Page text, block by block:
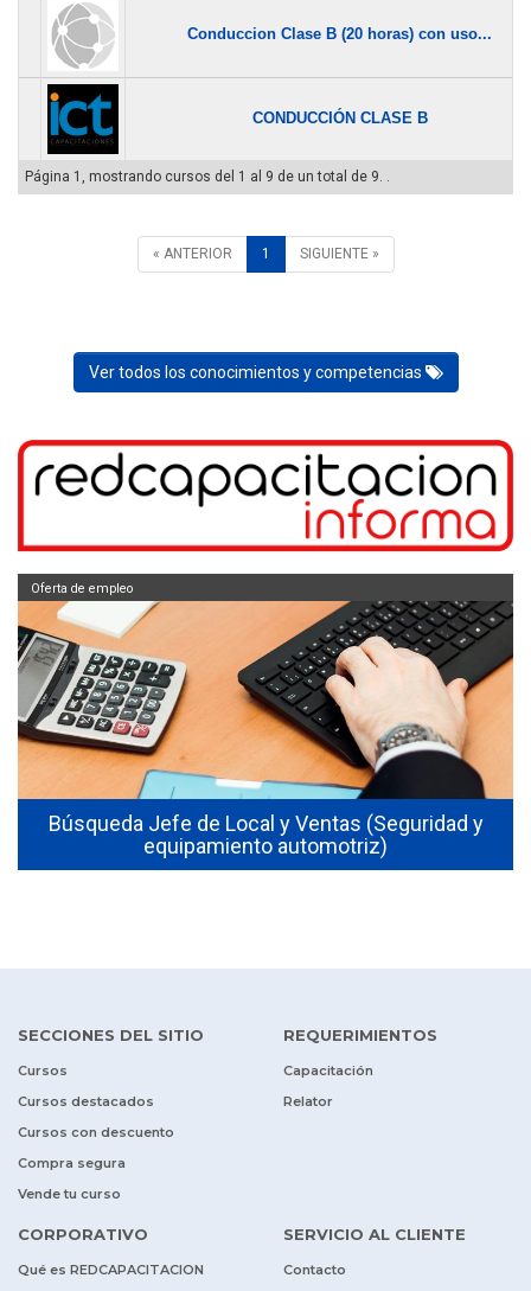
Conduccion Clase B (20 horas) con uso...
CONDUCCIÓN CLASE B
Página 1, mostrando cursos del 1 al 9 de un total de 9. .
« ANTERIOR 1 SIGUIENTE »
Ver todos los conocimientos y competencias
Búsqueda Jefe de Local y Ventas (Seguridad y
equipamiento automotriz)
Oferta de empleo
SECCIONES DEL SITIO
Cursos
Cursos destacados
Cursos con descuento
Compra segura
Vende tu curso
REQUERIMIENTOS
Capacitación
Relator
CORPORATIVO
Qué es REDCAPACITACION
SERVICIO AL CLIENTE
Contacto